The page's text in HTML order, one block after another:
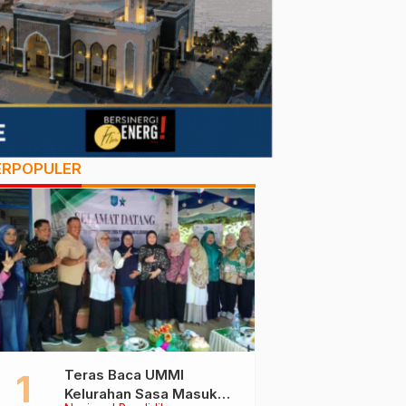
Teras Baca UMMI
Kelurahan Sasa Masuk